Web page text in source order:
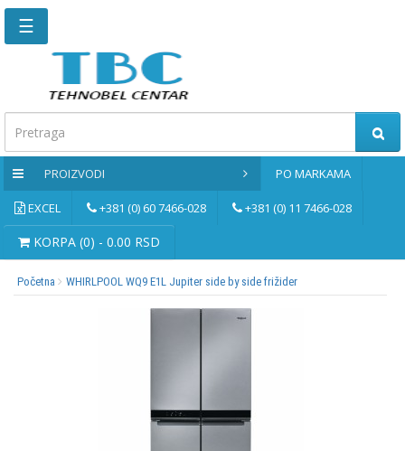
Glavna
Kontaktirajte
nas
Po
markama
PROIZVODI
Bernardo
☰
PROIZVODI PO MARKAMA
EXCEL +381 (0) 60 7466-028 +381 (0) 11 7466-028
KORPA (0) - 0.00 RSD
Početna WHIRLPOOL WQ9 E1L Jupiter side by side frižider